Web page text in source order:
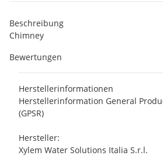
Beschreibung
Chimney
Bewertungen
Herstellerinformationen
Herstellerinformation General
(GPSR)
Hersteller:
Xylem Water Solutions Italia S.r.l.